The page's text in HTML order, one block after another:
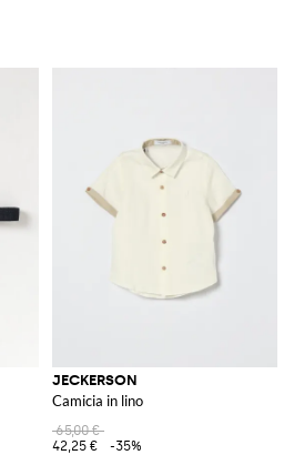
JECKERSON
Camicia in lino
65,00 €
42,25 €
-35%